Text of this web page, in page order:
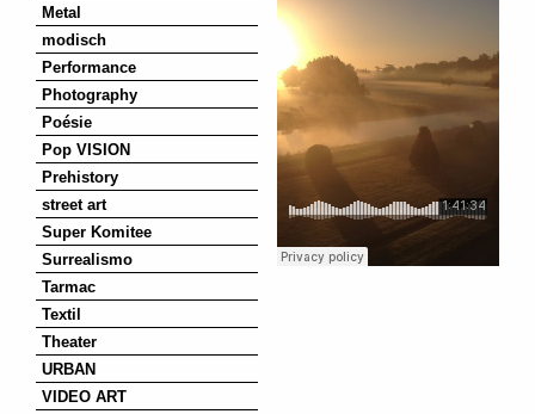
Metal
modisch
Performance
Photography
Poésie
Pop VISION
Prehistory
street art
Super Komitee
Surrealismo
Tarmac
Textil
Theater
URBAN
VIDEO ART